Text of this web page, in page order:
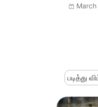
March
படித்து